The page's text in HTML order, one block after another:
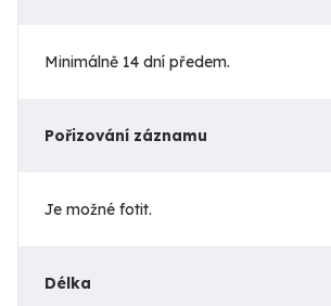
Minimálně 14 dní předem.
Pořizování záznamu
Je možné fotit.
Délka